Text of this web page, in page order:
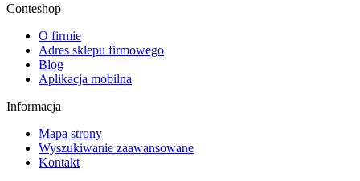
Conteshop
O firmie
Adres sklepu firmowego
Blog
Aplikacja mobilna
Informacja
Mapa strony
Wyszukiwanie zaawansowane
Kontakt